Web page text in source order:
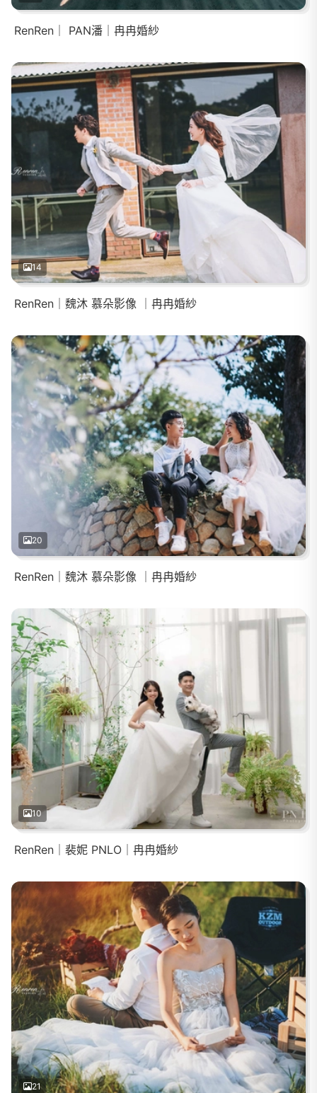
RenRen｜ PAN潘｜冉冉婚紗
14
RenRen｜魏沐 慕朵影像 ｜冉冉婚紗
20
RenRen｜魏沐 慕朵影像 ｜冉冉婚紗
10
RenRen｜裴妮 PNLO｜冉冉婚紗
21